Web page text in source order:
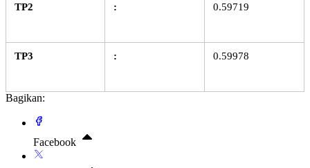
TP2 : 0.59719
TP3 : 0.59978
Bagikan:
Facebook